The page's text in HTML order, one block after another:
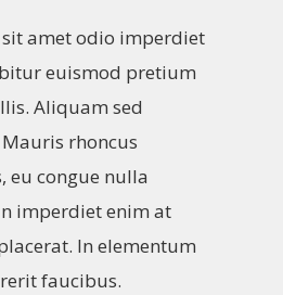
amet odio imperdiet
euismod pretium
Aliquam sed
rhoncus
eu congue nulla
imperdiet enim at
In elementum
faucibus.